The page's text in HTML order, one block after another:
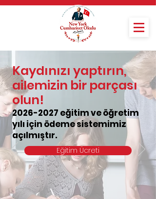
Kaydınızı yaptırın,
ailemizin bir parçası
olun!
2026-2027 eğitim ve öğretim
yılı için ödeme sistemimiz
açılmıştır.
Eğitim Ücreti